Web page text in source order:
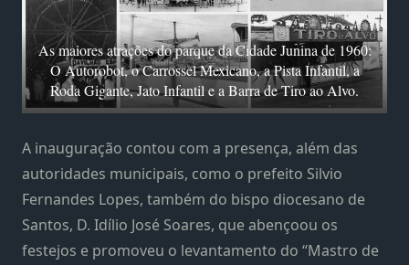
As maiores atrações do parque da Cidade Junina de 1960:
O Autorobot, o Carrossel Mexicano, a Pista Infantil, a
Roda Gigante, Jato Infantil e a Barra de Tiro ao Alvo.
A inauguração contou com a presença, além das
autoridades municipais, como o prefeito Silvio
Fernandes Lopes, também do bispo diocesano de
Santos, D. Idílio José Soares, que abençoou os
festejos e promoveu o levantamento do “Mastro de